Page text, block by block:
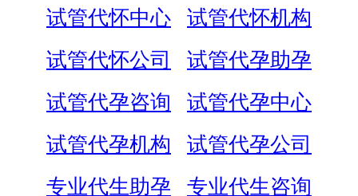
试管代怀中心
试管代怀机构
试管代怀公司
试管代孕助孕
试管代孕咨询
试管代孕中心
试管代孕机构
试管代孕公司
专业代生助孕
专业代生咨询